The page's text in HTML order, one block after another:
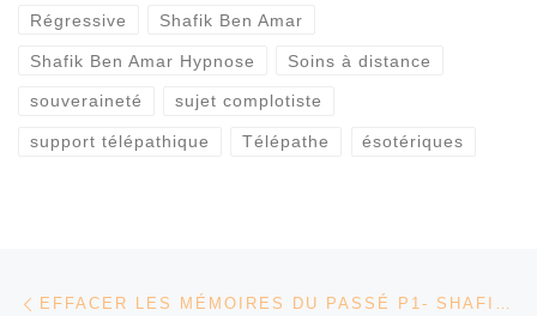
Régressive Shafik Ben Amar
Shafik Ben Amar Hypnose Soins à distance
souveraineté sujet complotiste
support télépathique Télépathe ésotériques
Parcourir les articles EFFACER LES MÉMOIRES DU PASSÉ P1- SHAFIK BEN AMAR HYPNOSE RÉGRESSIVE ÉSOTÉRIQUES